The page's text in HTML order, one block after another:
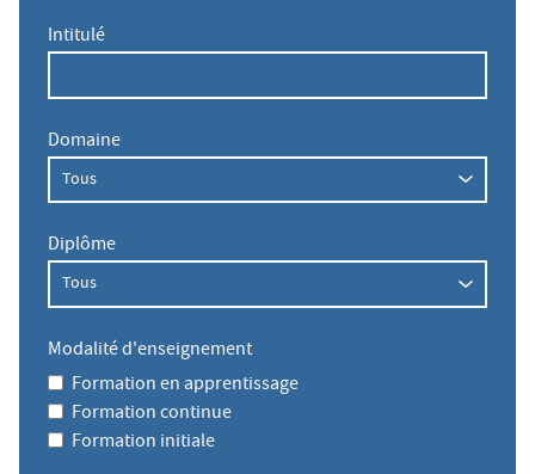
Intitulé
Domaine
Diplôme
Modalité d'enseignement
Formation en apprentissage
Formation continue
Formation initiale